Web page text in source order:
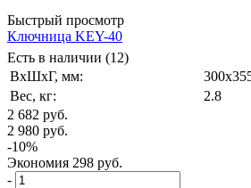
Быстрый просмотр
Ключница KEY-40
Есть в наличии (12)
ВxШxГ, мм:
Вес, кг:
2.8
2 682 руб.
2 980 руб.
-10%
Экономия 298 руб.
-